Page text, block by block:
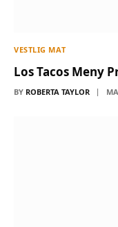
VESTLIG MAT
Los Tacos Meny
BY ROBERTA TAYLOR